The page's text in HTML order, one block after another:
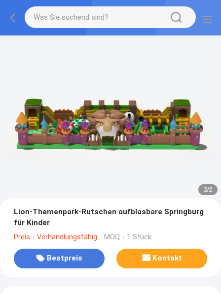
2/2
Lion-Themenpark-Rutschen aufblasbare Springburg
für Kinder
Preis：Verhandlungsfähig MOQ：1 Stück
Bestpreis Kontakt